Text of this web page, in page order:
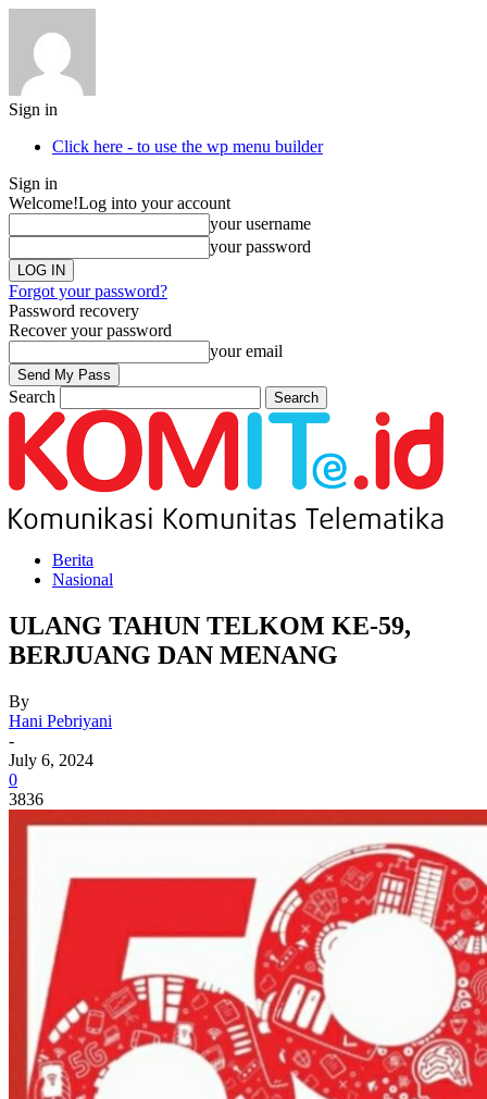
Sign in
Click here - to use the wp menu builder
Sign in
Welcome!Log into your account
your username
your password
Forgot your password?
Password recovery
Recover your password
your email
Search
Berita
Nasional
ULANG TAHUN TELKOM KE-59,
BERJUANG DAN MENANG
By
Hani Pebriyani
-
July 6, 2024
0
3836